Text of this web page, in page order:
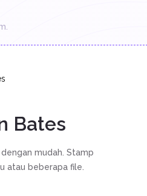
Bates
mudah. Stamp
atau beberapa file.